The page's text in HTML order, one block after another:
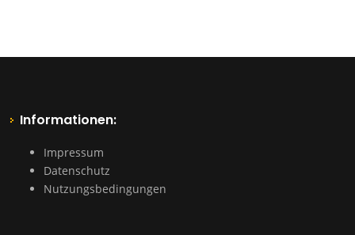
Informationen:
Impressum
Datenschutz
Nutzungsbedingungen